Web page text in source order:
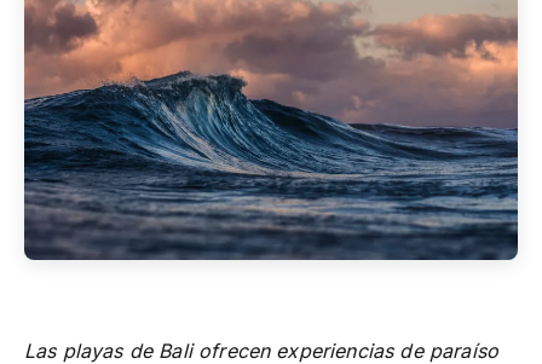
Las playas de Bali ofrecen experiencias de paraíso